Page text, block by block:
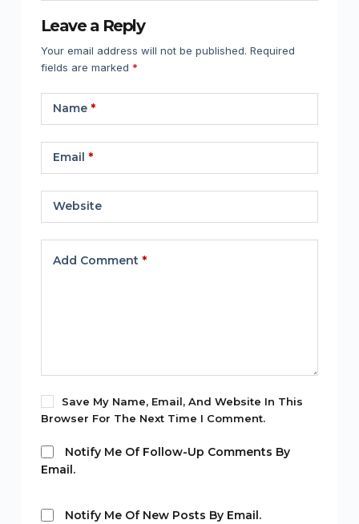
Leave a Reply
Your email address will not be published. Required
fields are marked *
Name*
Email *
Website
Add Comment *
Save My Name, Email, And Website In This
Browser For The Next Time I Comment.
Notify Me Of Follow-Up Comments By
Email.
Notify Me Of New Posts By Email.